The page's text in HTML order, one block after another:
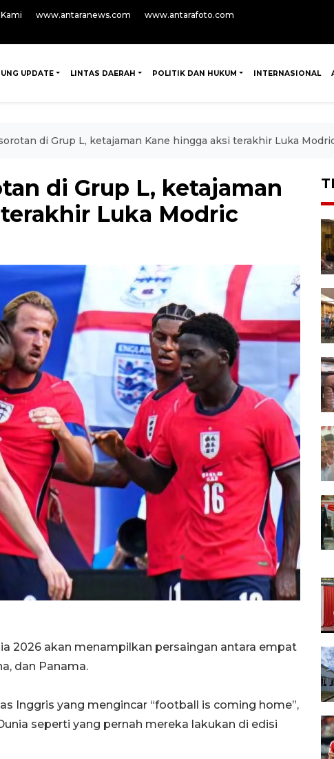
www.antaranews.com
www.antarafoto.com
UPDATE LINTAS DAERAH POLITIK DAN HUKUM INTERNASIONAL
di Grup L, ketajaman Kane hingga aksi terakhir Luka
di Grup L, ketajaman
Luka Modric
2026 akan menampilkan persaingan antara empat
dan Panama.
Inggris yang mengincar “football is coming home”,
seperti yang pernah mereka lakukan di edisi